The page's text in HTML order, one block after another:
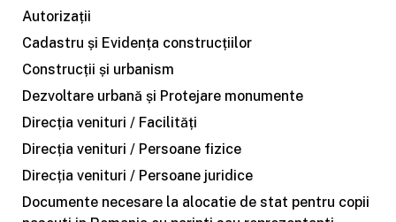
Autorizații
Cadastru și Evidența construcțiilor
Construcții și urbanism
Dezvoltare urbană și Protejare monumente
Direcția venituri / Facilități
Direcția venituri / Persoane fizice
Direcția venituri / Persoane juridice
Documente necesare la alocatie de stat pentru copii